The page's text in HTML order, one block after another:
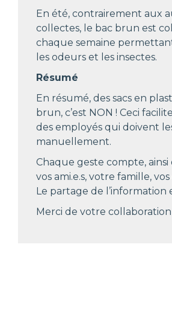
En été, contrairement aux
collectes, le bac brun est
chaque semaine
les odeurs et les insectes.
Résumé
En résumé, des sacs en
brun, c’est NON ! Ceci
des employés qui doivent
manuellement.
Chaque geste compte,
vos ami.e.s, votre famille,
Le partage de l’information
Merci de votre collaboration